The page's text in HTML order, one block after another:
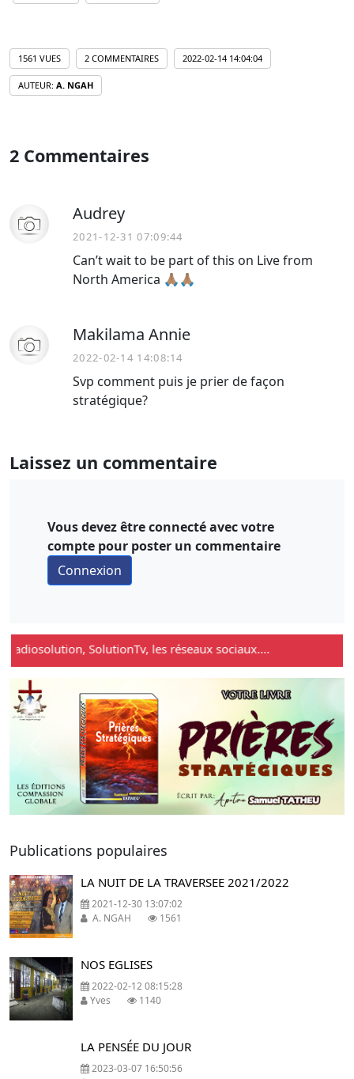
1561 VUES 2 COMMENTAIRES 2022-02-14 14:04:04
AUTEUR: A. NGAH
2 Commentaires
Audrey
2021-12-31 07:09:44
Can’t wait to be part of this on Live from
North America 🙏🏽🙏🏽
Makilama Annie
2022-02-14 14:08:14
Svp comment puis je prier de façon
stratégique?
Laissez un commentaire
Vous devez être connecté avec votre
compte pour poster un commentaire
SolutionTv, les réseaux sociaux....
Previous Next
Publications populaires
LA NUIT DE LA TRAVERSEE 2021/2022
2021-12-30 13:07:02
A. NGAH
1561
NOS EGLISES
2022-02-12 08:15:28
Yves
1140
LA PENSÉE DU JOUR
2023-03-07 16:50:56